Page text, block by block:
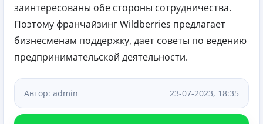
заинтересованы обе стороны сотрудничества.
Поэтому франчайзинг Wildberries предлагает
бизнесменам поддержку, дает советы по ведению
предпринимательской деятельности.
Автор: admin 23-07-2023, 18:35